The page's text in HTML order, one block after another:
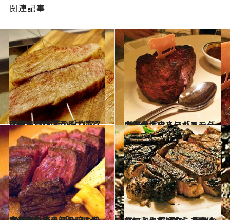
関連記事
2016.12.19
肉肉しいサプライズにときめく 北池袋の隠れ家ステーキハウス
グルメ 2015.10.22
六本木・ウルフギャングで気分はまさに「ステーキ・レボリューション」！
グルメ